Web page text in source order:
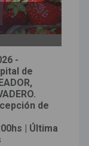
-
de
de
| Última